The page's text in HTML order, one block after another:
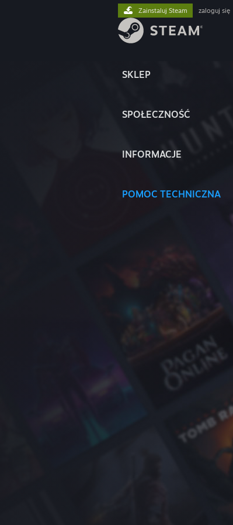
SKLEP
SPOŁECZNOŚĆ
INFORMACJE
POMOC TECHNICZNA
Zainstaluj Steam zaloguj się